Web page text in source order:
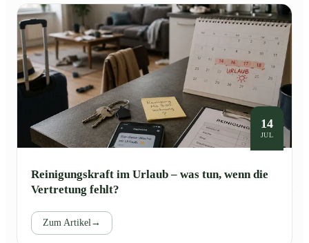
14
JUL
Reinigungskraft im Urlaub – was tun, wenn die
Vertretung fehlt?
Zum Artikel →